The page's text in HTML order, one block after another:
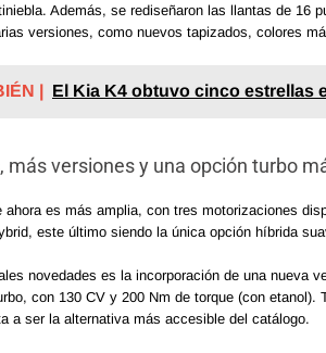
Además, se rediseñaron las llantas de 16
versiones, como nuevos tapizados, colores
| El Kia K4 obtuvo cinco estrellas
más versiones y una opción turbo
ahora es más amplia, con tres motorizaciones
este último siendo la única opción híbrida
novedades es la incorporación de una nueva
con 130 CV y 200 Nm de torque (con
a ser la alternativa más accesible del catálogo.